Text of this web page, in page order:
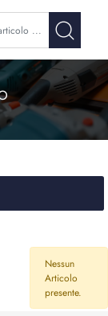
Nessun
Articolo
presente.